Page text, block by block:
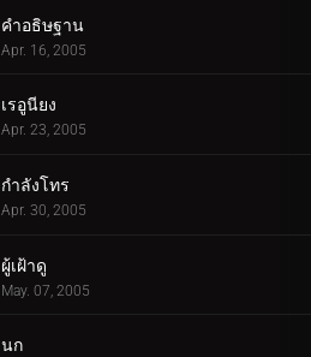
คำอธิษฐาน
Apr. 16, 2005
เรอูนียง
Apr. 23, 2005
กำลังโทร
Apr. 30, 2005
ผู้เฝ้าดู
May. 07, 2005
นก